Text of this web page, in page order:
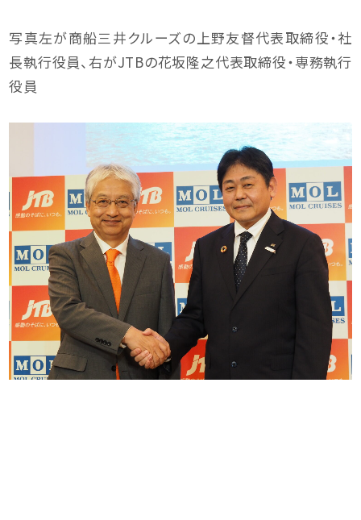
写真左が商船三井クルーズの上野友督代表取締役・社
長執行役員、右がJTBの花坂隆之代表取締役・専務執行
役員